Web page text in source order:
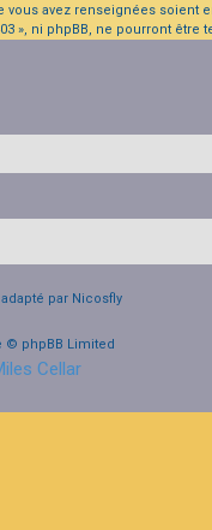
avez renseignées soient
», ni phpBB, ne pourront
adapté par Nicosfly
© phpBB Limited
Cellar